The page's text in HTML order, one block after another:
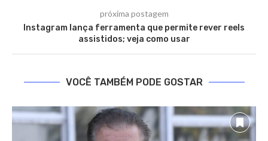
próxima postagem
Instagram lança ferramenta que permite rever reels
assistidos; veja como usar
VOCÊ TAMBÉM PODE GOSTAR